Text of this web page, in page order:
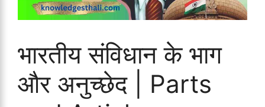
भारतीय संविधान के भाग
और अनुच्छेद | Parts